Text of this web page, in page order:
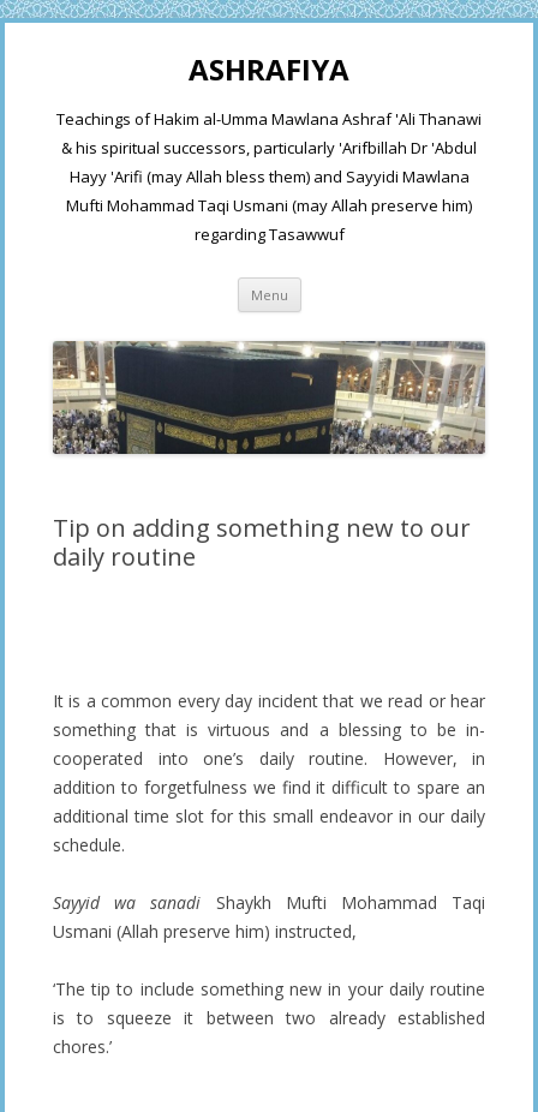
ASHRAFIYA
Teachings of Hakim al-Umma Mawlana Ashraf 'Ali Thanawi
& his spiritual successors, particularly 'Arifbillah Dr 'Abdul
Hayy 'Arifi (may Allah bless them) and Sayyidi Mawlana
Mufti Mohammad Taqi Usmani (may Allah preserve him)
regarding Tasawwuf
Menu Skip
content
Tip on adding something new to our
daily routine
It is a common every day incident that we read or hear
something that is virtuous and a blessing to be in-
cooperated into one’s daily routine. However, in
addition to forgetfulness we find it difficult to spare an
additional time slot for this small endeavor in our daily
schedule.
Sayyid wa sanadi Shaykh Mufti Mohammad Taqi
Usmani (Allah preserve him) instructed,
‘The tip to include something new in your daily routine
is to squeeze it between two already established
chores.’